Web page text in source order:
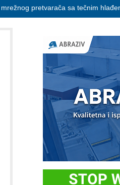
sa tečnim hlađenjem